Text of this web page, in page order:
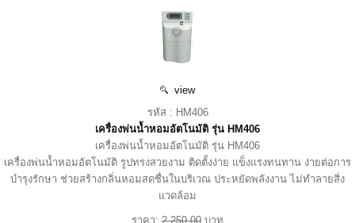
view
รหัส : HM406
เครื่องพ่นน้ำหอมอัตโนมัติ รุ่น HM406
เครื่องพ่นน้ำหอมอัตโนมัติ รุ่น HM406
เครื่องพ่นน้ำหอมอัตโนมัติ รูปทรงสวยงาม ติดตั้งง่าย แข็งแรงทนทาน ง่ายต่อการ
บำรุงรักษา ช่วยสร้างกลิ่นหอมสดชื่นในบริเวณ ประหยัดพลังงาน ไม่ทำลายสิ่ง
แวดล้อม
ราคา: 2,250.00 บาท